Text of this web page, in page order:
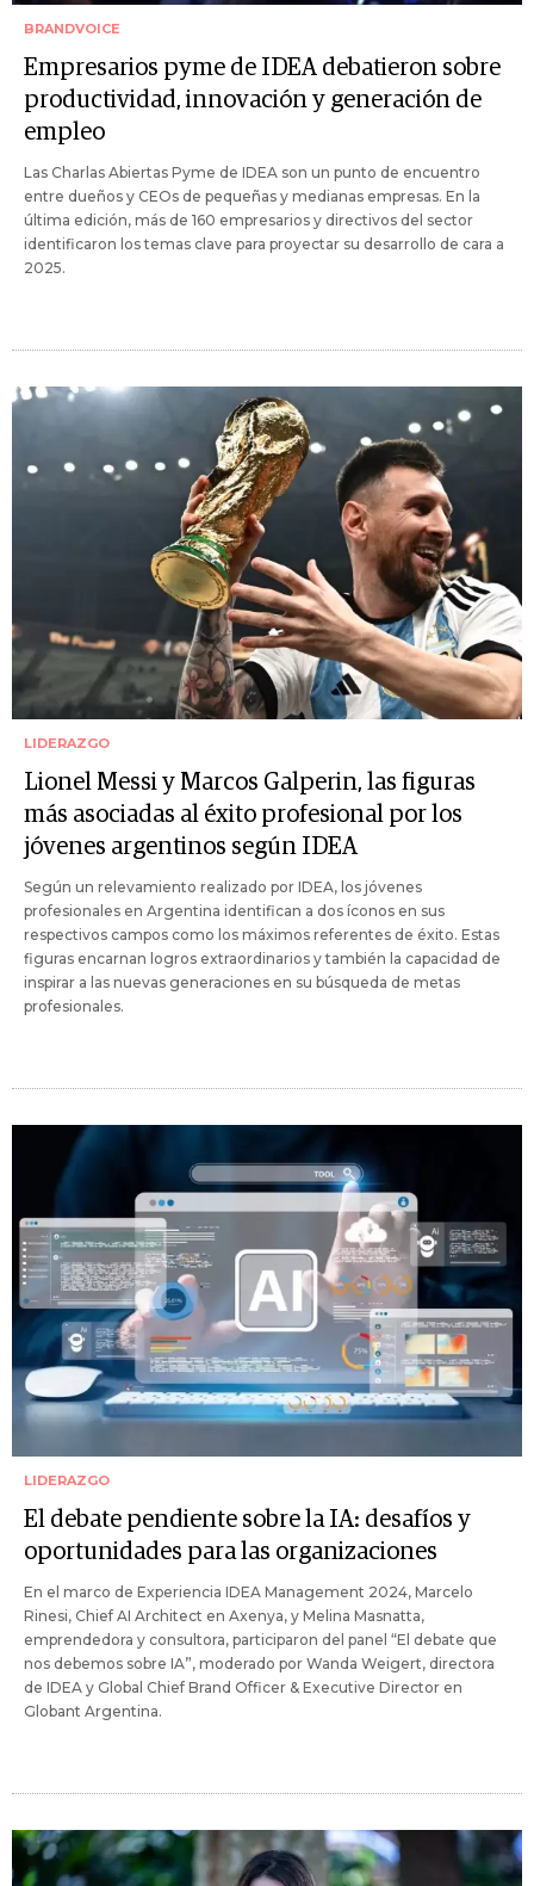
BRANDVOICE
Empresarios pyme de IDEA debatieron sobre
productividad, innovación y generación de
empleo
Las Charlas Abiertas Pyme de IDEA son un punto de encuentro
entre dueños y CEOs de pequeñas y medianas empresas. En la
última edición, más de 160 empresarios y directivos del sector
identificaron los temas clave para proyectar su desarrollo de cara a
2025.
LIDERAZGO
Lionel Messi y Marcos Galperin, las figuras
más asociadas al éxito profesional por los
jóvenes argentinos según IDEA
Según un relevamiento realizado por IDEA, los jóvenes
profesionales en Argentina identifican a dos íconos en sus
respectivos campos como los máximos referentes de éxito. Estas
figuras encarnan logros extraordinarios y también la capacidad de
inspirar a las nuevas generaciones en su búsqueda de metas
profesionales.
LIDERAZGO
El debate pendiente sobre la IA: desafíos y
oportunidades para las organizaciones
En el marco de Experiencia IDEA Management 2024, Marcelo
Rinesi, Chief AI Architect en Axenya, y Melina Masnatta,
emprendedora y consultora, participaron del panel “El debate que
nos debemos sobre IA”, moderado por Wanda Weigert, directora
de IDEA y Global Chief Brand Officer & Executive Director en
Globant Argentina.